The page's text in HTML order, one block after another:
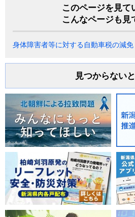
このページを見て
こんなページも見
身体障害者等に対する自動車税の減免
見つからない